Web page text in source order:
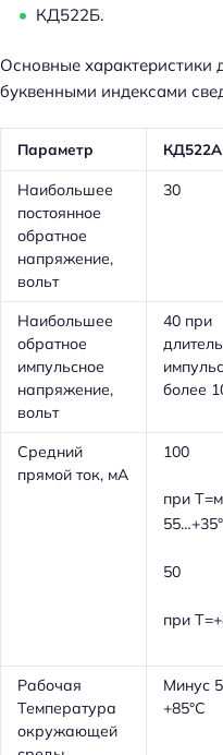
КД522Б.
Основные
буквенными индексами
Параметр КД522А
Наибольшее
постоянное
обратное
напряжение,
вольт
30
Наибольшее
обратное
импульсное
напряжение,
вольт
40 при
более
Средний
прямой ток, мА
100
при
50
при
Рабочая
Температура
окружающей
Минус
+85°С